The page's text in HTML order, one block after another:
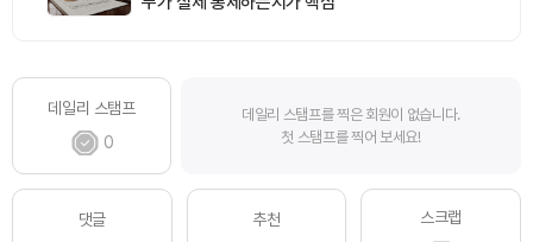
데일리 스탬프
0
데일리 스탬프를 찍은 회원이 없습니다.
첫 스탬프를 찍어 보세요!
댓글
추천
스크랩